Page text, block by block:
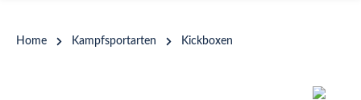
Home Kampfsportarten Kickboxen